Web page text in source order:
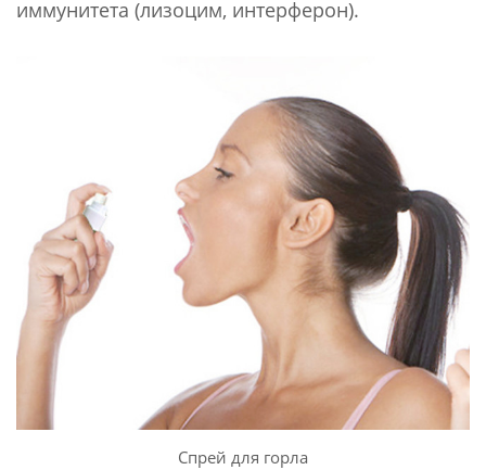
иммунитета (лизоцим, интерферон).
Спрей для горла